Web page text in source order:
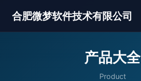
合肥微梦软件技术有限公司
产品大全
Product